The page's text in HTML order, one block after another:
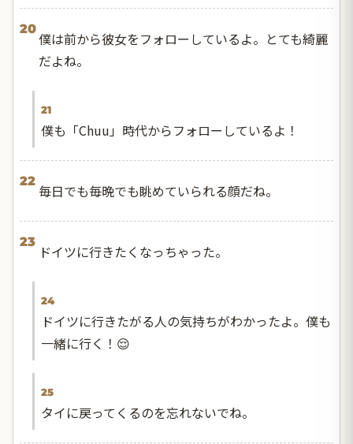
20
僕は前から彼女をフォローしているよ。とても綺麗
だよね。
21
僕も「Chuu」時代からフォローしているよ！
22
毎日でも毎晩でも眺めていられる顔だね。
23
ドイツに行きたくなっちゃった。
24
ドイツに行きたがる人の気持ちがわかったよ。僕も
一緒に行く！😌
25
タイに戻ってくるのを忘れないでね。